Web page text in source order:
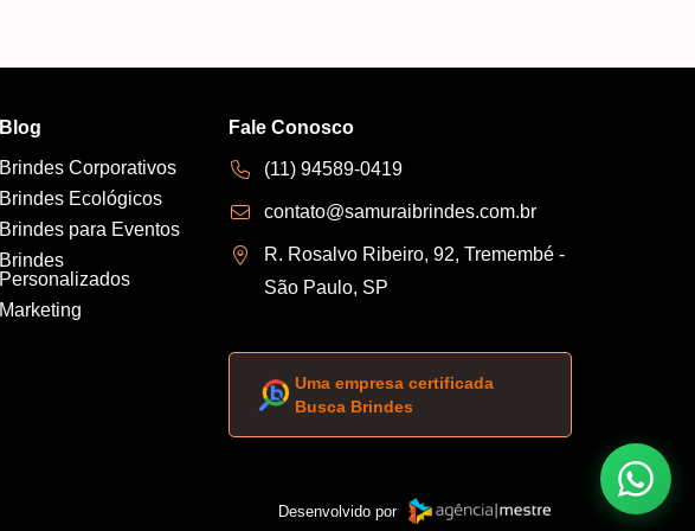
Blog
Brindes Corporativos
Brindes Ecológicos
Brindes para Eventos
Brindes
Personalizados
Marketing
Fale Conosco
(11) 94589-0419
contato@samuraibrindes.com.br
R. Rosalvo Ribeiro, 92, Tremembé -
São Paulo, SP
Uma empresa certificada
Busca Brindes
Desenvolvido por